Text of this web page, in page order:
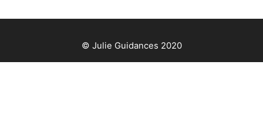
© Julie Guidances 2020